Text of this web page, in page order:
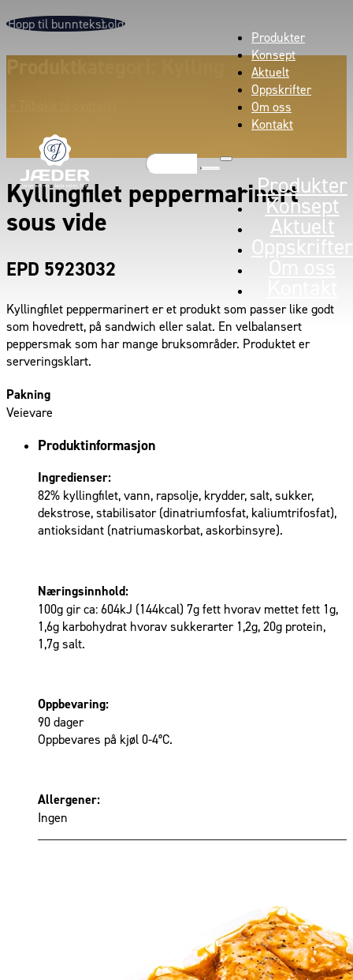
Hopp til hovedinnhold
Hopp til bunntekst
Søk
Produkter
Konsept
Aktuelt
Oppskrifter
Om oss
Kontakt
Produkter
Konsept
Aktuelt
Oppskrifter
Produktkategori: Kylling
Kyllingfilet peppermarinert
sous vide
EPD 5923032
Kyllingfilet peppermarinert er et produkt som passer like godt
som hovedrett, på sandwich eller salat. En velbalansert
peppersmak som har mange bruksområder. Produktet er
serveringsklart.
Pakning
Veievare
Produktinformasjon
Ingredienser:
82% kyllingfilet, vann, rapsolje, krydder, salt, sukker,
dekstrose, stabilisator (dinatriumfosfat, kaliumtrifosfat),
antioksidant (natriumaskorbat, askorbinsyre).
Næringsinnhold:
100g gir ca: 604kJ (144kcal) 7g fett hvorav mettet fett 1g,
1,6g karbohydrat hvorav sukkerarter 1,2g, 20g protein,
1,7g salt.
Oppbevaring:
90 dager
Oppbevares på kjøl 0-4°C.
Allergener:
Ingen